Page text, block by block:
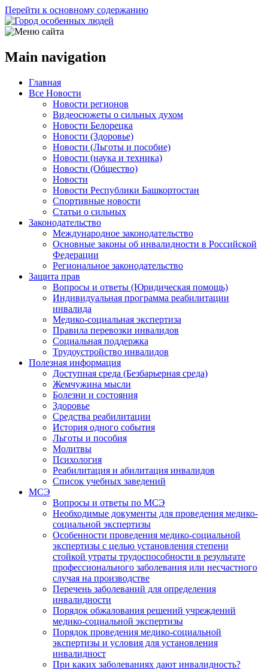
Перейти к основному содержанию
Main navigation
Главная
Все Новости
Новости регионов
Видеосюжеты о сильных духом
Новости Белорецка
Новости (Здоровье)
Новости (Льготы и пособие)
Новости (наука и техника)
Новости (Общество)
Новости
Новости Республики Башкортостан
Спортивные новости
Статьи о сильных
Законодательство
Международное законодательство
Основные законы об инвалидности в Российской
Федерации
Региональное законодательство
Защита прав
Вопросы и ответы (Юридическая помощь)
Индивидуальная программа реабилитации
инвалида
Медико-социальная экспертиза
Правила перевозки инвалидов
Социальная поддержка
Трудоустройство инвалидов
Полезная информация
Доступная среда (Безбарьерная среда)
Жемчужина мысли
Болезни и состояния
Здоровье
Средства реабилитации
История одного события
Льготы и пособия
Молитвы
Психология
Реабилитация и абилитация инвалидов
Список учебных заведений
МСЭ
Вопросы и ответы по МСЭ
Необходимые документы для проведения медико-
социальной экспертизы
Особенности проведения медико-социальной
экспертизы с целью установления степени
стойкой утраты трудоспособности в результате
профессионального заболевания или несчастного
случая на производстве
Перечень заболеваний для определения
инвалидности
Порядок обжалования решений учреждений
медико-социальной экспертизы
Порядок проведения медико-социальной
экспертизы и условия для установления
инвалидност
При каких заболеваниях дают инвалидность?